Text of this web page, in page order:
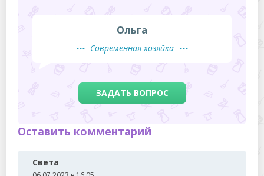
Ольга
Современная хозяйка
ЗАДАТЬ ВОПРОС
Оставить комментарий
Света